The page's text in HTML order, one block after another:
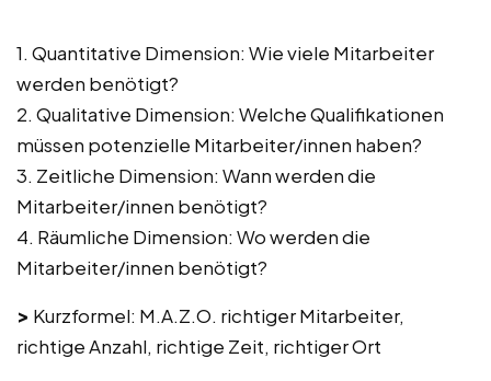
1. Quantitative Dimension: Wie viele Mitarbeiter
werden benötigt?
2. Qualitative Dimension: Welche Qualifikationen
müssen potenzielle Mitarbeiter/innen haben?
3. Zeitliche Dimension: Wann werden die
Mitarbeiter/innen benötigt?
4. Räumliche Dimension: Wo werden die
Mitarbeiter/innen benötigt?
> Kurzformel: M.A.Z.O. richtiger Mitarbeiter,
richtige Anzahl, richtige Zeit, richtiger Ort